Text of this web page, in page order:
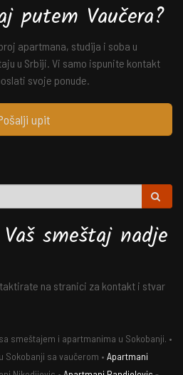
putem Vaučera?
apartmana, studija i soba u
u Srbiji. Vi samo ispunite kontakt
svoje ponude.
upit
smeštaj nadje
na stranici za kontakt i stvar
smeštajem i apartmanima u Sokobanji. •
Sokobanji sa vaučerom • Apartmani